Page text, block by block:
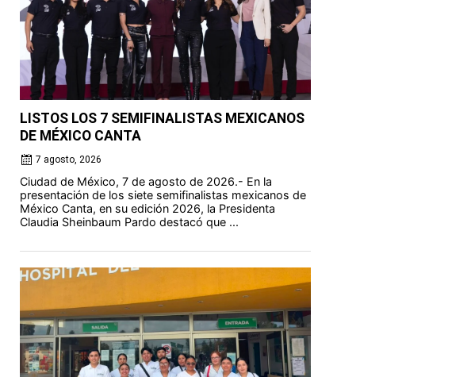
LISTOS LOS 7 SEMIFINALISTAS MEXICANOS
DE MÉXICO CANTA
7 agosto, 2026
Ciudad de México, 7 de agosto de 2026.- En la
presentación de los siete semifinalistas mexicanos de
México Canta, en su edición 2026, la Presidenta
Claudia Sheinbaum Pardo destacó que ...